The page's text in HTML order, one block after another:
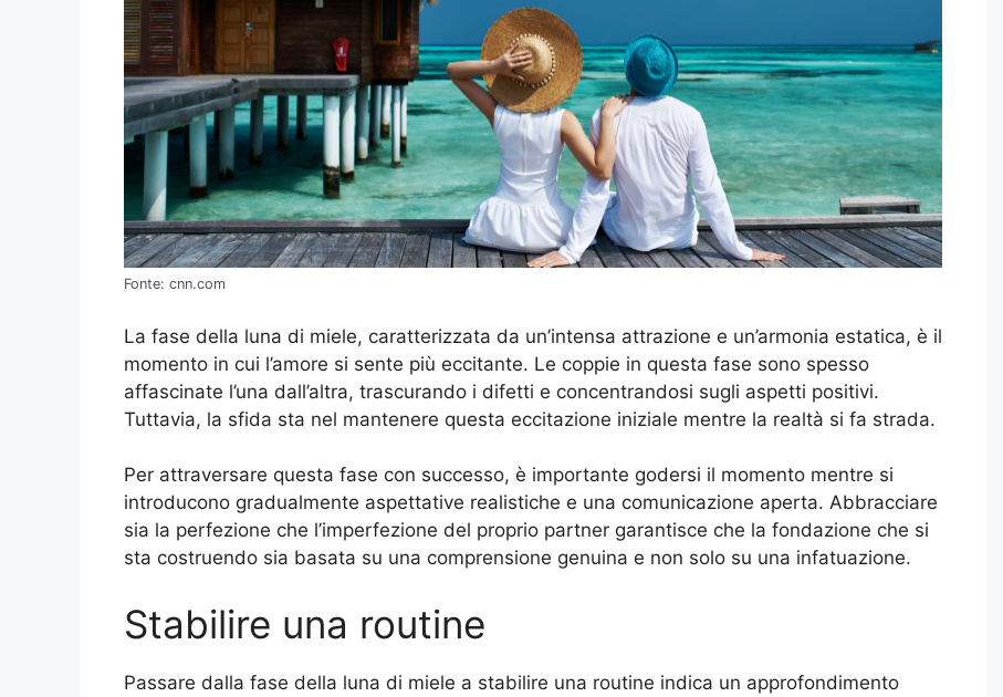
Fonte: cnn.com
La fase della luna di miele, caratterizzata da un’intensa attrazione e un’armonia estatica, è il
momento in cui l’amore si sente più eccitante. Le coppie in questa fase sono spesso
affascinate l’una dall’altra, trascurando i difetti e concentrandosi sugli aspetti positivi.
Tuttavia, la sfida sta nel mantenere questa eccitazione iniziale mentre la realtà si fa strada.
Per attraversare questa fase con successo, è importante godersi il momento mentre si
introducono gradualmente aspettative realistiche e una comunicazione aperta. Abbracciare
sia la perfezione che l’imperfezione del proprio partner garantisce che la fondazione che si
sta costruendo sia basata su una comprensione genuina e non solo su una infatuazione.
Stabilire una routine
Passare dalla fase della luna di miele a stabilire una routine indica un approfondimento